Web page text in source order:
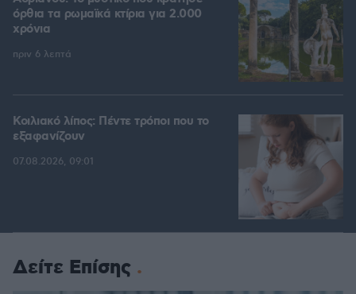
όρθια τα ρωμαϊκά κτίρια για 2.000
χρόνια
πριν 6 λεπτά
Κοιλιακό λίπος: Πέντε τρόποι που το
εξαφανίζουν
07.08.2026, 09:01
Δείτε Επίσης